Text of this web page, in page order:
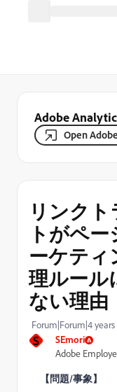
Adobe
Open
S SEmori
Adobe
リンク
トがペー
ーケティ
理ルール
ない理由
Forum|Forum|4
【問題/事象】